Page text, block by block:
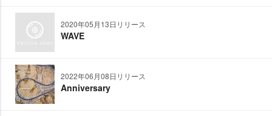
2020年05月13日リリース
WAVE
2022年06月08日リリース
Anniversary